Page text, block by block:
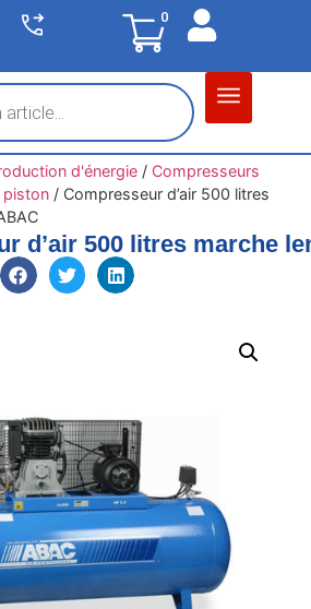
0
d'énergie/ Compresseurs
piston/ Compresseur d’air 500 litres
d’air 500 litres marche